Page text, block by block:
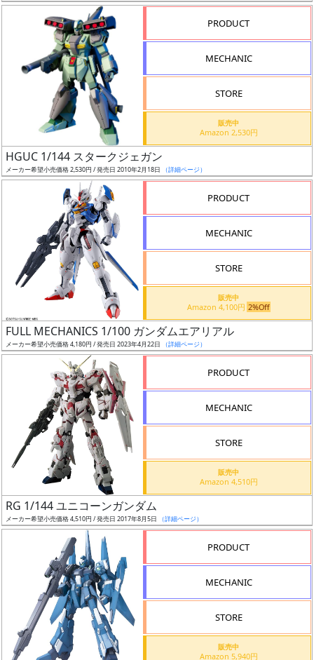
ー
ズ・
況
売
始
前
抽
選
近
PRODUCT
MECHANIC
STORE
販売中
Amazon 2,530円
HGUC 1/144 スタークジェガン
メーカー希望小売価格 2,530円 / 発売日 2010年2月18日 （詳細ページ）
PRODUCT
MECHANIC
STORE
販売中
Amazon 4,100円 2%Off
FULL MECHANICS 1/100 ガンダムエアリアル
メーカー希望小売価格 4,180円 / 発売日 2023年4月22日 （詳細ページ）
PRODUCT
MECHANIC
STORE
販売中
Amazon 4,510円
RG 1/144 ユニコーンガンダム
メーカー希望小売価格 4,510円 / 発売日 2017年8月5日 （詳細ページ）
PRODUCT
MECHANIC
STORE
販売中
Amazon 5,940円